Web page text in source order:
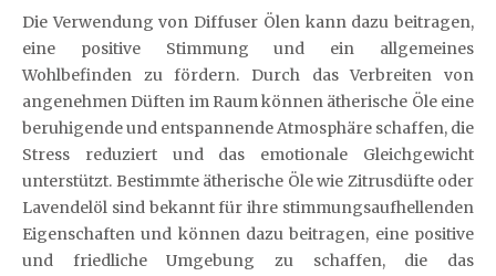
Die Verwendung von Diffuser Ölen kann dazu beitragen,
eine positive Stimmung und ein allgemeines
Wohlbefinden zu fördern. Durch das Verbreiten von
angenehmen Düften im Raum können ätherische Öle eine
beruhigende und entspannende Atmosphäre schaffen, die
Stress reduziert und das emotionale Gleichgewicht
unterstützt. Bestimmte ätherische Öle wie Zitrusdüfte oder
Lavendelöl sind bekannt für ihre stimmungsaufhellenden
Eigenschaften und können dazu beitragen, eine positive
und friedliche Umgebung zu schaffen, die das